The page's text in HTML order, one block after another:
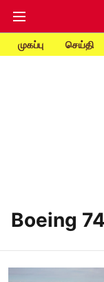
முகப்பு செய்தி
Boeing